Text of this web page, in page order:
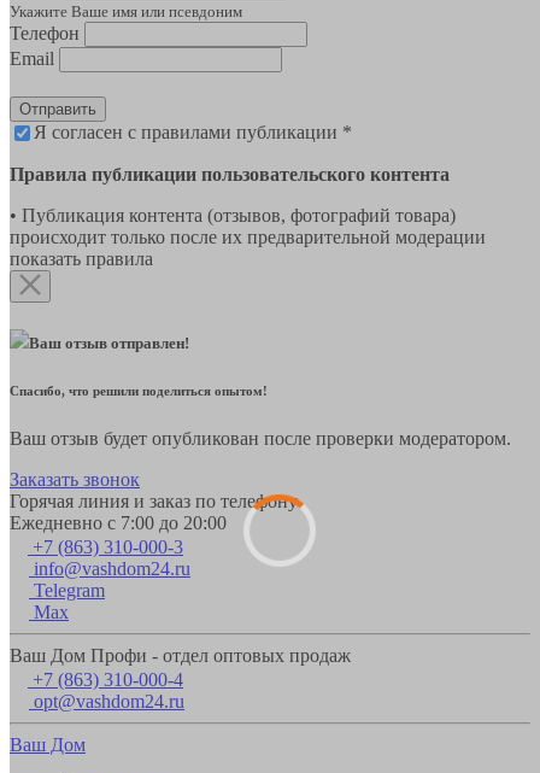
Укажите Ваше имя или псевдоним
Телефон
Email
Отправить
Я согласен с правилами публикации *
Правила публикации пользовательского контента
• Публикация контента (отзывов, фотографий товара)
происходит только после их предварительной модерации
показать правила
Ваш отзыв отправлен!
Спасибо, что решили поделиться опытом!
Ваш отзыв будет опубликован после проверки модератором.
Заказать звонок
Горячая линия и заказ по телефону
Ежедневно с 7:00 до 20:00
+7 (863) 310-000-3
info@vashdom24.ru
Telegram
Max
Ваш Дом Профи - отдел оптовых продаж
+7 (863) 310-000-4
opt@vashdom24.ru
Ваш Дом